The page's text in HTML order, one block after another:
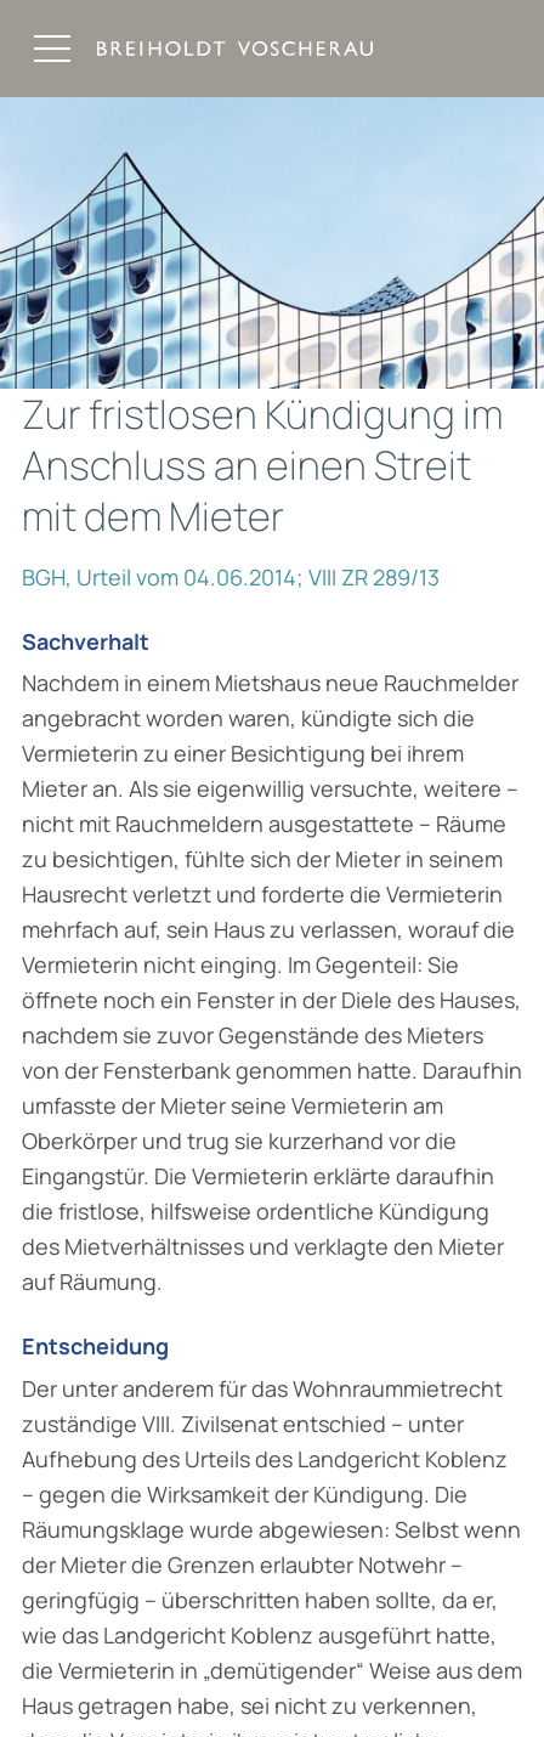
Zur fristlosen Kündigung im
Anschluss an einen Streit
mit dem Mieter
BGH, Urteil vom 04.06.2014; VIII ZR 289/13
Sachverhalt
Nachdem in einem Mietshaus neue Rauchmelder
angebracht worden waren, kündigte sich die
Vermieterin zu einer Besichtigung bei ihrem
Mieter an. Als sie eigenwillig versuchte, weitere –
nicht mit Rauchmeldern ausgestattete – Räume
zu besichtigen, fühlte sich der Mieter in seinem
Hausrecht verletzt und forderte die Vermieterin
mehrfach auf, sein Haus zu verlassen, worauf die
Vermieterin nicht einging. Im Gegenteil: Sie
öffnete noch ein Fenster in der Diele des Hauses,
nachdem sie zuvor Gegenstände des Mieters
von der Fensterbank genommen hatte. Daraufhin
umfasste der Mieter seine Vermieterin am
Oberkörper und trug sie kurzerhand vor die
Eingangstür. Die Vermieterin erklärte daraufhin
die fristlose, hilfsweise ordentliche Kündigung
des Mietverhältnisses und verklagte den Mieter
auf Räumung.
Entscheidung
Der unter anderem für das Wohnraummietrecht
zuständige VIII. Zivilsenat entschied – unter
Aufhebung des Urteils des Landgericht Koblenz
– gegen die Wirksamkeit der Kündigung. Die
Räumungsklage wurde abgewiesen: Selbst wenn
der Mieter die Grenzen erlaubter Notwehr –
geringfügig – überschritten haben sollte, da er,
wie das Landgericht Koblenz ausgeführt hatte,
die Vermieterin in „demütigender“ Weise aus dem
Haus getragen habe, sei nicht zu verkennen,